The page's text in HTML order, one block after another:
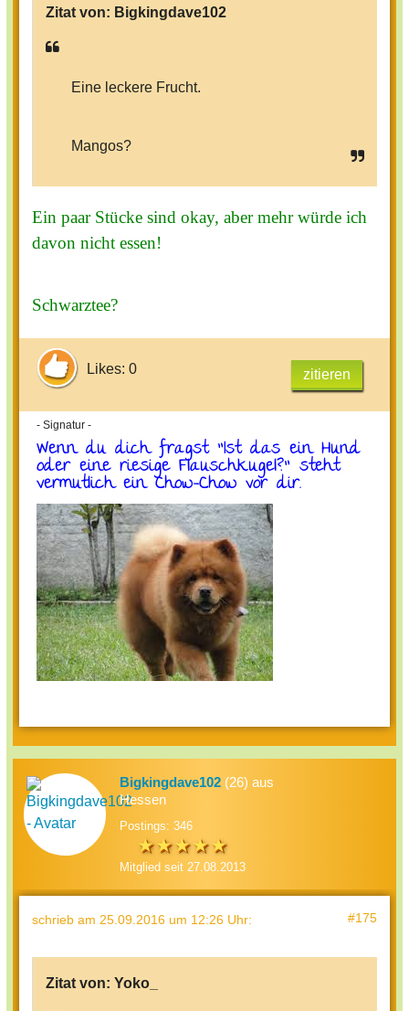
Zitat von: Bigkingdave102
Eine leckere Frucht.
Mangos?
Ein paar Stücke sind okay, aber mehr würde ich
davon nicht essen!
Schwarztee?
Likes: 0 zitieren
- Signatur -
Wenn du dich fragst "Ist das ein Hund
oder eine riesige Flauschkugel?" steht
vermutlich ein Chow-Chow vor dir.
Bigkingdave102 (26) aus
Hessen
Postings: 346
Mitglied seit 27.08.2013
schrieb am 25.09.2016 um 12:26 Uhr: #175
Zitat von: Yoko_